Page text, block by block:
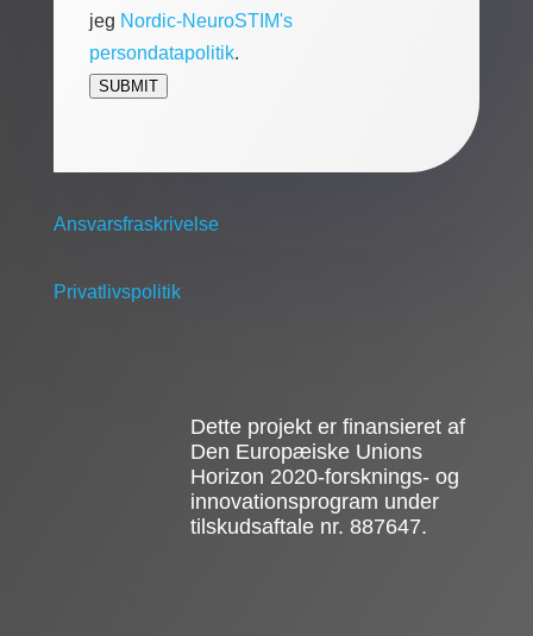
jeg Nordic-NeuroSTIM's
persondatapolitik.
SUBMIT
Ansvarsfraskrivelse
Privatlivspolitik
Dette projekt er finansieret af
Den Europæiske Unions
Horizon 2020-forsknings- og
innovationsprogram under
tilskudsaftale nr. 887647.